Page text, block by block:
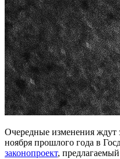
Очередные изменения ждут
ноября прошлого года в
законопроект,